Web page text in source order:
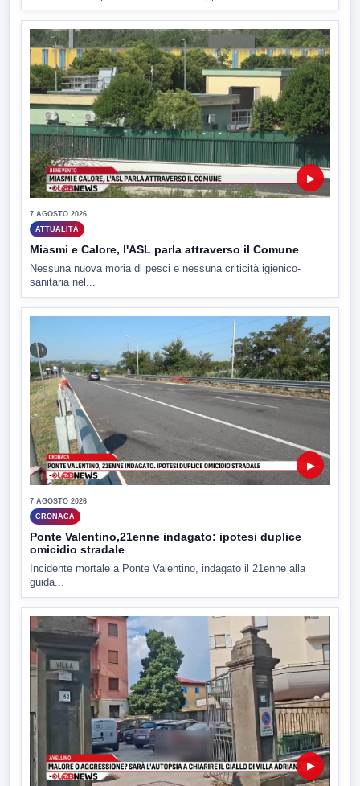
▶
7 AGOSTO 2026
ATTUALITÀ
Miasmi e Calore, l'ASL parla attraverso il Comune
Nessuna nuova moria di pesci e nessuna criticità igienico-
sanitaria nel...
▶
7 AGOSTO 2026
CRONACA
Ponte Valentino,21enne indagato: ipotesi duplice
omicidio stradale
Incidente mortale a Ponte Valentino, indagato il 21enne alla
guida...
▶